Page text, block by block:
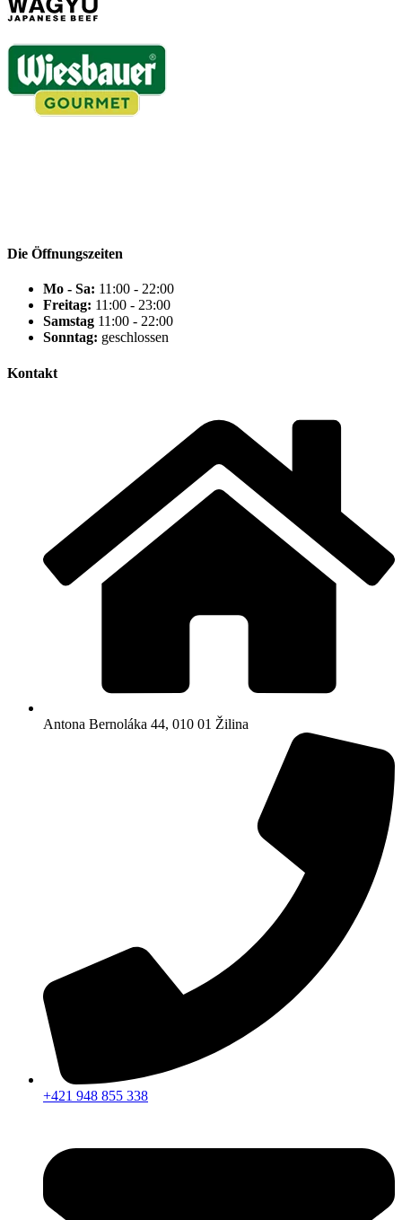
Die Öffnungszeiten
Mo - Sa: 11:00 - 22:00
Freitag: 11:00 - 23:00
Samstag 11:00 - 22:00
Sonntag: geschlossen
Kontakt
Antona Bernoláka 44, 010 01 Žilina
+421 948 855 338